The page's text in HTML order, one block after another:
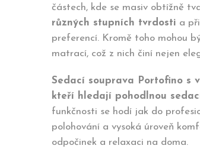
částech, kde se masiv obtížně
různých stupních tvrdosti a
preferencí. Kromě toho mohou
matrací, což z nich činí nejen
Sedací souprava Portofino s
kteří hledají pohodlnou
funkčnosti se hodí jak do
polohování a vysoká úroveň
odpočinek a relaxaci na doma.